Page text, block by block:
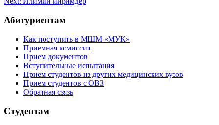
Абитуриентам
Как поступить в МШМ «МУК»
Приемная комиссия
Прием документов
Вступительные испытания
Прием студентов из других медицинских вузов
Прием студентов с ОВЗ
Обратная сзязь
Студентам